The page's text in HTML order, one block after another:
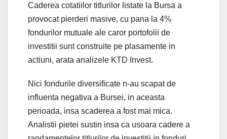
Caderea cotatiilor titlurilor listate la Bursa a
provocat pierderi masive, cu pana la 4%
fondurilor mutuale ale caror portofolii de
investitii sunt construite pe plasamente in
actiuni, arata analizele KTD Invest.
Nici fondurile diversificate n-au scapat de
influenta negativa a Bursei, in aceasta
perioada, insa scaderea a fost mai mica.
Analistii pietei sustin insa ca usoara cadere a